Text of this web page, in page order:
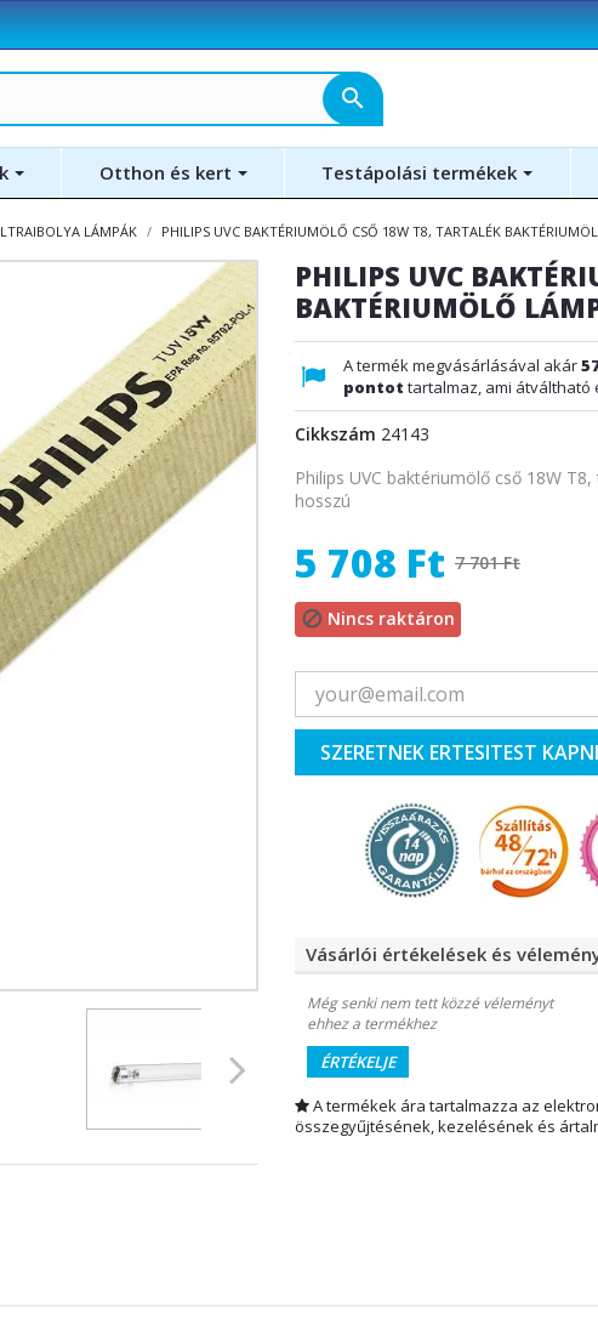
search
Otthon és kert Testápolási termékek
LÁMPÁK PHILIPS UVC BAKTÉRIUMÖLŐ CSŐ 18W T8, TARTALÉK
PHILIPS UVC
BAKTÉRIUMÖLŐ
A termék megvásárlásával akár
pontot tartalmaz, ami átváltható
Cikkszám 24143
Philips UVC baktériumölő cső 18W
hosszú
5 708 Ft 7 701 Ft
 Nincs raktáron
SZERETNEK ERTESITEST KAPNI
Vásárlói értékelések és
Még senki nem tett közzé véleményt
ehhez a termékhez
ÉRTÉKELJE
A termékek ára tartalmazza az
összegyűjtésének, kezelésének és